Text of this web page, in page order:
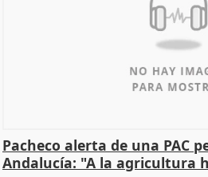
Pacheco alerta de una PAC
Andalucía: "A la agricultura